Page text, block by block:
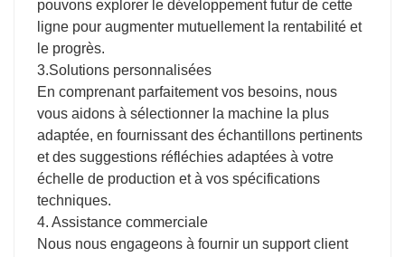
pouvons explorer le développement futur de cette
ligne pour augmenter mutuellement la rentabilité et
le progrès.
3.Solutions personnalisées
En comprenant parfaitement vos besoins, nous
vous aidons à sélectionner la machine la plus
adaptée, en fournissant des échantillons pertinents
et des suggestions réfléchies adaptées à votre
échelle de production et à vos spécifications
techniques.
4. Assistance commerciale
Nous nous engageons à fournir un support client